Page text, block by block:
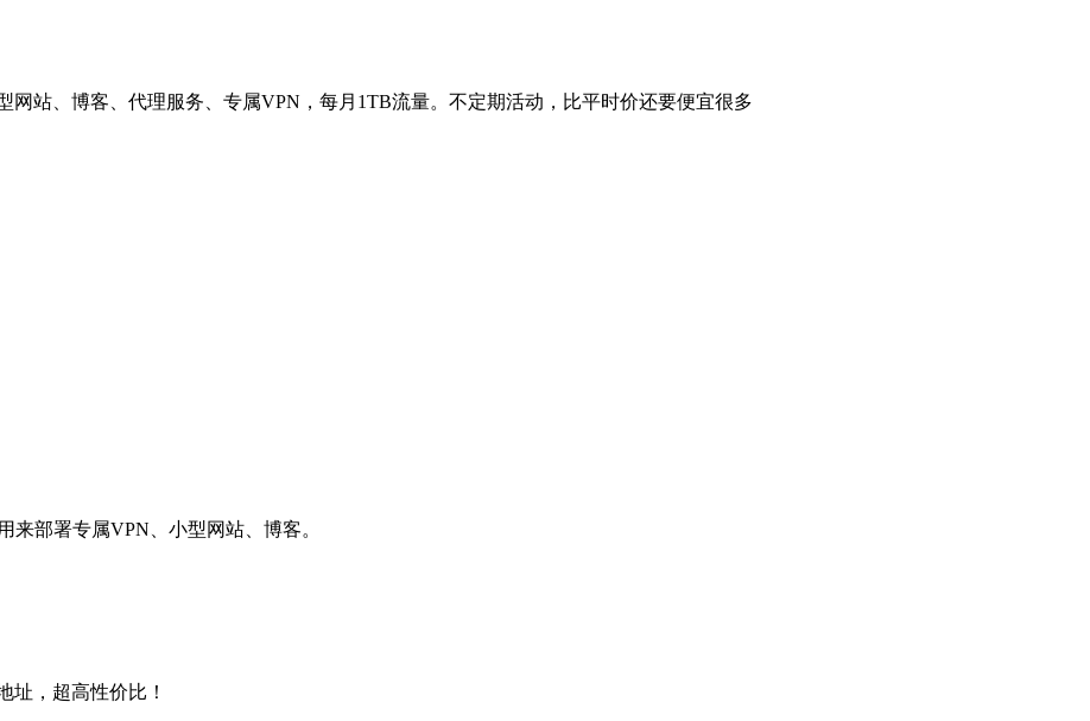
站、博客、代理服务、专属VPN，每月1TB流量。不定期活动，比平时价还要便宜很多
来部署专属VPN、小型网站、博客。
址，超高性价比！